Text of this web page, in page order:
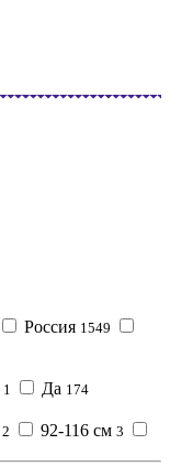
Россия 1549
1 Да 174
2 92-116 см 3